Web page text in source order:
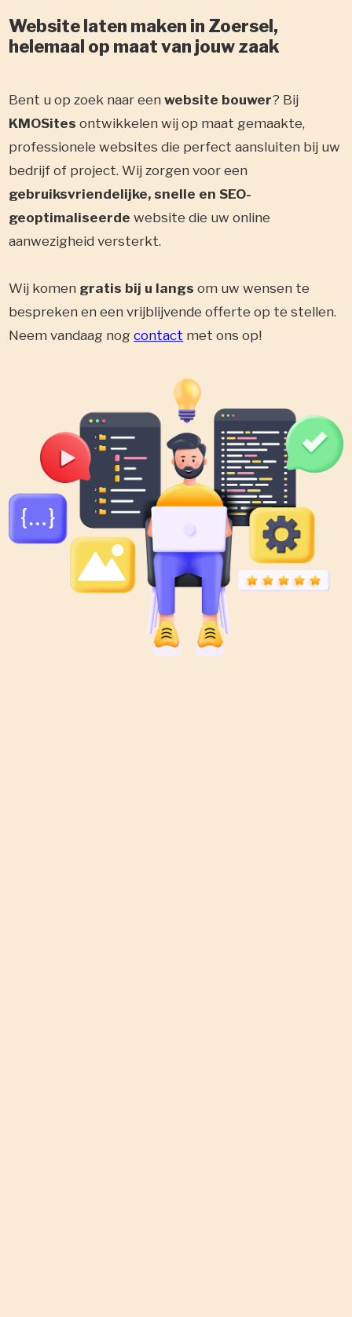
Website laten maken in Zoersel,
helemaal op maat van jouw zaak
Bent u op zoek naar eenwebsite bouwer? Bij
KMOSitesontwikkelen wij op maat gemaakte,
professionele websites die perfect aansluiten bij uw
bedrijf of project. Wij zorgen voor een
gebruiksvriendelijke, snelle en SEO-
geoptimaliseerdewebsite die uw online
aanwezigheid versterkt.
Wij komen gratis bij u langs om uw wensen te
bespreken en een vrijblijvende offerte op te stellen.
Neem vandaag nogcontact met ons op!